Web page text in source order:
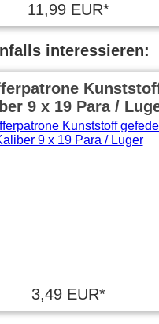
11,99 EUR*
interessieren:
9 x 19 Para /
3,49 EUR*